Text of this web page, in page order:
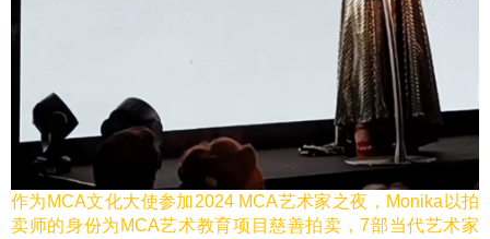
作为MCA文化大使参加2024 MCA艺术家之夜，Monika以拍
卖师的身份为MCA艺术教育项目慈善拍卖，7部当代艺术家